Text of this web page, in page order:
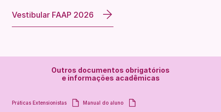
Vestibular FAAP 2026
Outros documentos obrigatórios
e informações acadêmicas
Práticas Extensionistas Manual do aluno